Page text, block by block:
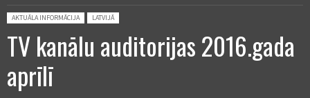
Posted in:
AKTUĀLA INFORMĀCIJA LATVIJĀ
TV kanālu auditorijas 2016.gada
aprīlī